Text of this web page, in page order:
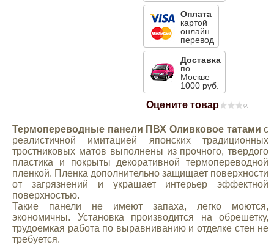
Оплата
картой
онлайн
перевод
Доставка
по
Москве
1000 руб.
Оцените товар (0)
Термопереводные панели ПВХ Оливковое татами с
реалистичной имитацией японских традиционных
тростниковых матов выполнены из прочного, твердого
пластика и покрыты декоративной термопереводной
пленкой. Пленка дополнительно защищает поверхности
от загрязнений и украшает интерьер эффектной
поверхностью.
Такие панели не имеют запаха, легко моются,
экономичны. Установка производится на обрешетку,
трудоемкая работа по выравниванию и отделке стен не
требуется.
Opel
Renault
Suzuki
Toyota